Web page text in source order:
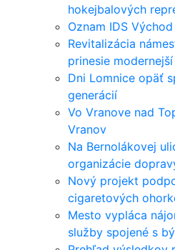
hokejbalových
Oznam IDS Východ
Revitalizácia
prinesie
Dni Lomnice opäť
generácií
Vo Vranove nad
Vranov
Na Bernolákovej
organizácie
Nový projekt
cigaretových
Mesto vypláca
služby spojené s